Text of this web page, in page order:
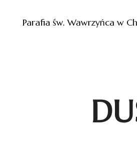
Parafia św. Wawrzyńca w